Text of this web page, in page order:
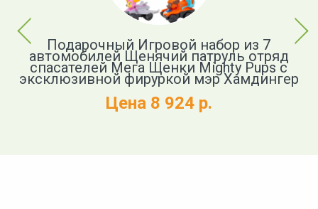
Previous
Подарочный Игровой набор из 7
автомобилей Щенячий патруль отряд
спасателей Мега Щенки Mighty Pups с
эксклюзивной фируркой мэр Хамдингер
Цена 8 924 р.
Next